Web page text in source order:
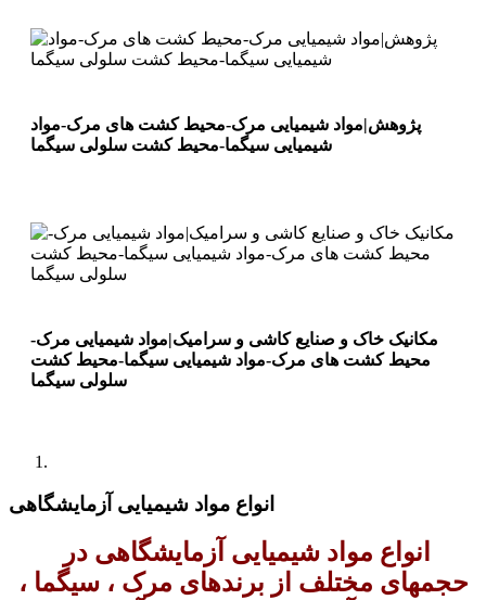
پژوهش|مواد شیمیایی مرک-محیط کشت های مرک-مواد
شیمیایی سیگما-محیط کشت سلولی سیگما
مکانیک خاک و صنایع کاشی و سرامیک|مواد شیمیایی مرک-
محیط کشت های مرک-مواد شیمیایی سیگما-محیط کشت
سلولی سیگما
انواع مواد شیمیایی آزمایشگاهی
انواع مواد شیمیایی آزمایشگاهی در
حجمهای مختلف از برندهای مرک ، سیگما ،